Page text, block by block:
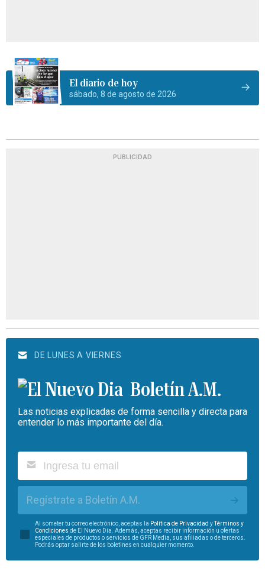
El diario de hoy
sábado, 8 de agosto de 2026
PUBLICIDAD
DE LUNES A VIERNES
Boletín A.M.
Las noticias explicadas de forma sencilla y directa para
entender lo más importante del día.
Regístrate a Boletín A.M.
Al someter tu correo electrónico, aceptas la Política de Privacidad yTérminos y
Condiciones de El Nuevo Día. Además, aceptas recibir información u ofertas
especiales de productos o servicios de GFR Media, sus afiliadas o de terceros.
Podrás optar salirte de los boletines en cualquier momento.